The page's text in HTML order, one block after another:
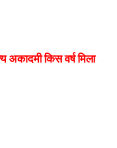
अकादमी किस वर्ष मिला